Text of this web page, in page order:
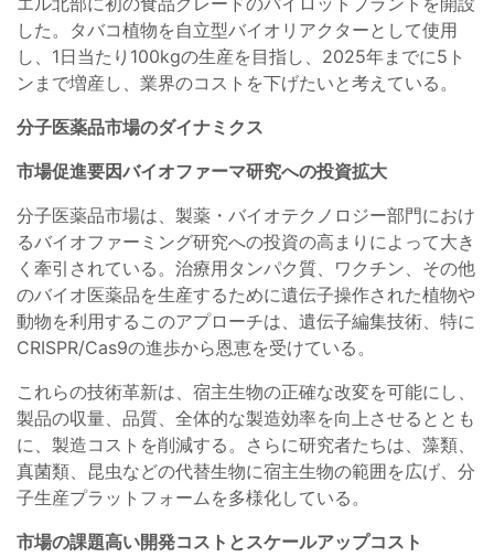
した。タバコ植物を自立型バイオリアクターとして使用
し、1日当たり100kgの生産を目指し、2025年までに5ト
ンまで増産し、業界のコストを下げたいと考えている。
分子医薬品市場のダイナミクス
市場促進要因バイオファーマ研究への投資拡大
分子医薬品市場は、製薬・バイオテクノロジー部門におけ
るバイオファーミング研究への投資の高まりによって大き
く牽引されている。治療用タンパク質、ワクチン、その他
のバイオ医薬品を生産するために遺伝子操作された植物や
動物を利用するこのアプローチは、遺伝子編集技術、特に
CRISPR/Cas9の進歩から恩恵を受けている。
これらの技術革新は、宿主生物の正確な改変を可能にし、
製品の収量、品質、全体的な製造効率を向上させるととも
に、製造コストを削減する。さらに研究者たちは、藻類、
真菌類、昆虫などの代替生物に宿主生物の範囲を広げ、分
子生産プラットフォームを多様化している。
市場の課題高い開発コストとスケールアップコスト